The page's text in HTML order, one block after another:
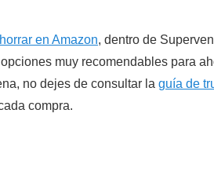
en Amazon, dentro de
muy recomendables para
no dejes de consultar la guía de
compra.